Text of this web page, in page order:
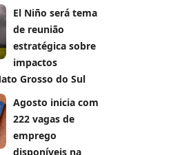
El Niño será tema
de reunião
estratégica sobre
impactos
Grosso do Sul
Agosto inicia com
222 vagas de
emprego
disponíveis na